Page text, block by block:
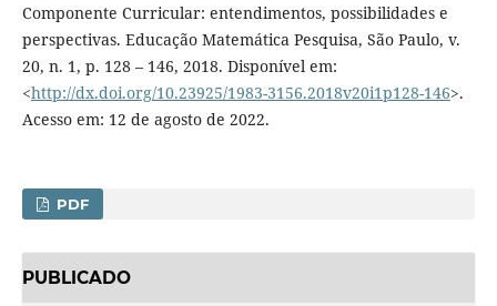
Componente Curricular: entendimentos, possibilidades e
perspectivas. Educação Matemática Pesquisa, São Paulo, v.
20, n. 1, p. 128 – 146, 2018. Disponível em:
<http://dx.doi.org/10.23925/1983-3156.2018v20i1p128-146>.
Acesso em: 12 de agosto de 2022.
PDF
PUBLICADO